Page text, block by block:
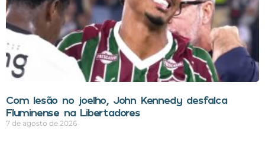
Com lesão no joelho, John Kennedy desfalca
Fluminense na Libertadores
7 de agosto de 2026